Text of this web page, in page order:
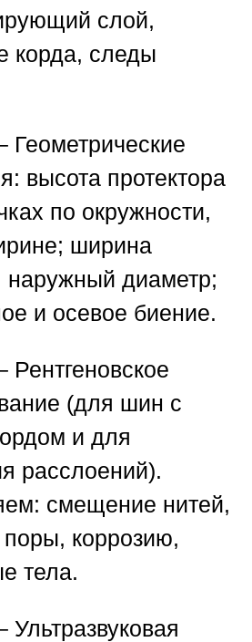
слой,
корда, следы
Геометрические
высота протектора
по окружности,
ширина
диаметр;
и осевое биение.
Рентгеновское
(для шин с
и для
расслоений).
смещение нитей,
коррозию,
тела.
Ультразвуковая